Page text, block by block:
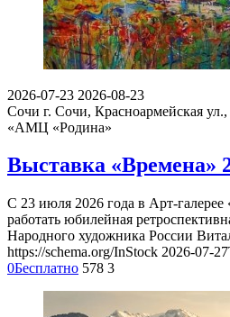
2026-07-23 2026-08-23
Сочи г. Сочи, Красноармейская
«АМЦ «Родина»
Выставка «Времена»
С 23 июля 2026 года в Арт-
работать юбилейная
Народного художника России
https://schema.org/InStock 2026-07-
0Бесплатно 578 3